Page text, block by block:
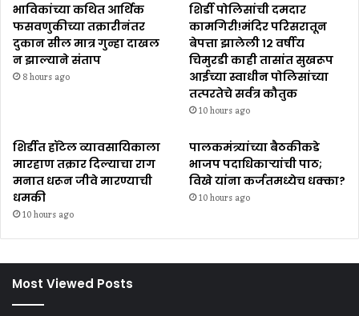
भाविकांच्या कथित आर्थिक
फसवणुकीच्या तक्रारीनंतर
दुकान सील मात्र गुन्हा दाखल
न झाल्याने संताप
8 hours ago
शिर्डी पोलिसांची दमदार
कामगिरी!मंदिर परिसरातून
बेपत्ता झालेली १२ वर्षीय
चिमुरडी काही तासांत सुखरूप
आईच्या स्वाधीन पोलिसांच्या
तत्परतेचे सर्वत्र कौतुक
10 hours ago
शिर्डीत हॉटेल व्यावसायिकाला
मारहाण तक्रार दिल्याचा राग
मनात धरून जीवे मारण्याची
धमकी
10 hours ago
पालकमंत्र्यांच्या बैठकीकडे
भाजप पदाधिकाऱ्यांची पाठ;
विखे यांना कर्जतमध्येच धक्का?
10 hours ago
Most Viewed Posts